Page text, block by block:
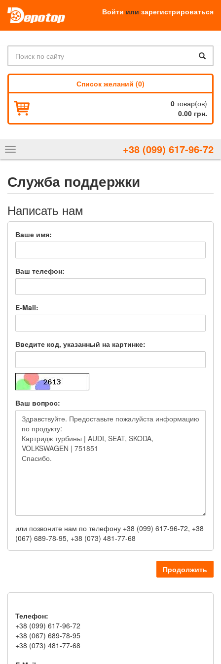
Войти или зарегистрироваться
Список желаний (0)
0 товар(ов)
0.00 грн.
Показать
навигацию
+38 (099) 617-96-72
Служба поддержки
Написать нам
Ваше имя:
Ваш телефон:
E-Mail:
Введите код, указанный на картинке:
Ваш вопрос:
или позвоните нам по телефону +38 (099) 617-96-72, +38
(067) 689-78-95, +38 (073) 481-77-68
Продолжить
Телефон:
+38 (099) 617-96-72
+38 (067) 689-78-95
+38 (073) 481-77-68